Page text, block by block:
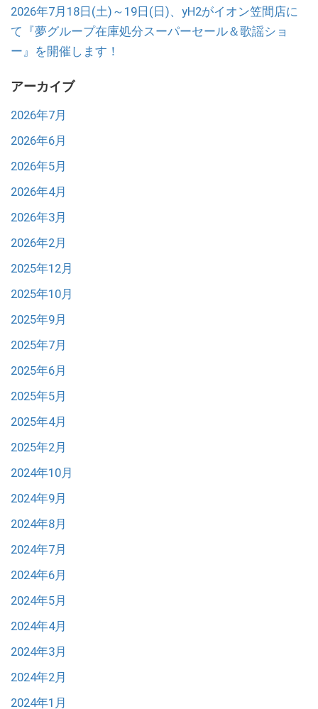
2026年7月18日(土)～19日(日)、yH2がイオン笠間店に
て『夢グループ在庫処分スーパーセール＆歌謡ショ
ー』を開催します！
アーカイブ
2026年7月
2026年6月
2026年5月
2026年4月
2026年3月
2026年2月
2025年12月
2025年10月
2025年9月
2025年7月
2025年6月
2025年5月
2025年4月
2025年2月
2024年10月
2024年9月
2024年8月
2024年7月
2024年6月
2024年5月
2024年4月
2024年3月
2024年2月
2024年1月